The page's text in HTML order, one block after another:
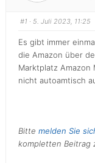
#1 · 5. Juli 2023, 11:25
Es gibt immer
die Amazon über
Marktplatz
nicht autoamtisch
Bitte melden Sie
kompletten Beitrag